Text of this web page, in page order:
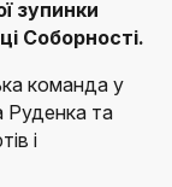
зупинки
Соборності.
команда у
Руденка та
і